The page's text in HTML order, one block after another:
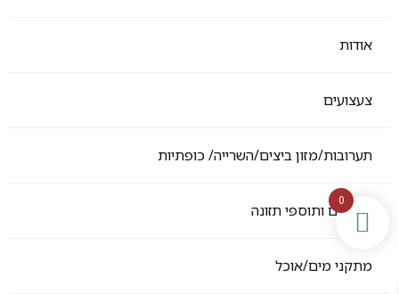
0
אודות
צעצועים
תערובות/מזון ביצים/השרייה/ כופתיות
ויטמנים ותוספי תזונה
מתקני מים/אוכל